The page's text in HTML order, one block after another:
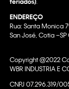
ENDEREÇO
Rua: Santa Monica
San José, Cotia –SP
Copyright @2022
WBR INDUSTRIA E
CNPJ 07.296.319/